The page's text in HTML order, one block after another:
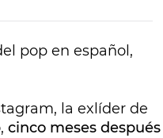
pop en español,
la exlíder de
cinco meses después